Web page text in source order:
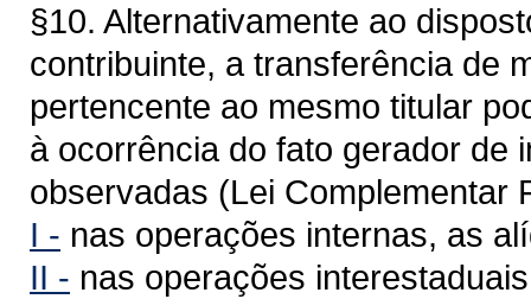
§10. Alternativamente ao
contribuinte, a transferência de
pertencente ao mesmo titular
à ocorrência do fato gerador de
observadas (Lei Complementar
I - nas operações internas, as
II - nas operações